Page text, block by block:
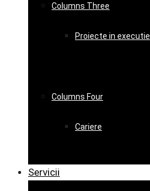
Columns Three
Proiecte in executie
Columns Four
Cariere
Servicii